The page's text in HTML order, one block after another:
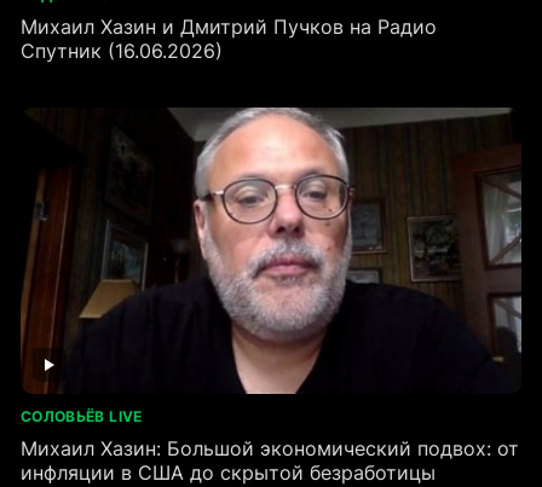
Михаил Хазин и Дмитрий Пучков на Радио
Спутник (16.06.2026)
СОЛОВЬЁВ LIVE
Михаил Хазин: Большой экономический подвох: от
инфляции в США до скрытой безработицы